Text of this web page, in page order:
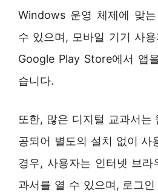
Windows 운영 체제에 맞
수 있으며, 모바일 기기 사
Google Play Store에서 앱
습니다.
또한, 많은 디지털 교과서는
공되어 별도의 설치 없이 사
경우, 사용자는 인터넷 브라
과서를 열 수 있으며, 로그